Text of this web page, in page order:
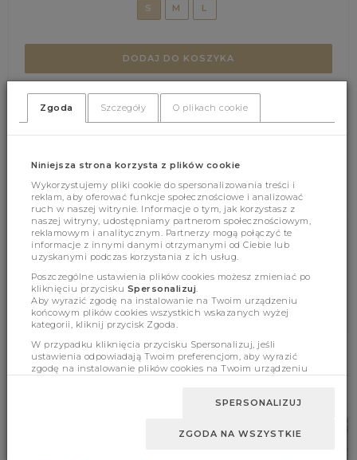
S
M L
DODAJ DO KOSZYKA
Cechy produktu
Wymiary
BESTSELLERY
Zgoda Szczegóły O plikach cookie
Niniejsza strona korzysta z plików cookie
Wykorzystujemy pliki cookie do spersonalizowania treści i
reklam, aby oferować funkcje społecznościowe i analizować
ruch w naszej witrynie. Informacje o tym, jak korzystasz z
naszej witryny, udostępniamy partnerom społecznościowym,
reklamowym i analitycznym. Partnerzy mogą połączyć te
informacje z innymi danymi otrzymanymi od Ciebie lub
uzyskanymi podczas korzystania z ich usług.
Poszczególne ustawienia plików cookies możesz zmieniać po
kliknięciu przycisku Spersonalizuj
Aby wyrazić zgodę na instalowanie na Twoim urządzeniu
końcowym plików cookies wszystkich wskazanych wyżej
kategorii, kliknij przycisk Zgoda.
W przypadku kliknięcia przycisku Spersonalizuj, jeśli
ustawienia odpowiadają Twoim preferencjom, aby wyrazić
zgodę na instalowanie plików cookies na Twoim urządzeniu
SPERSONALIZUJ
ZGODA NA WSZYSTKIE